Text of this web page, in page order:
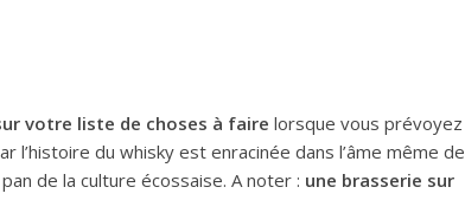
votre liste de choses à faire lorsque vous prévoyez
l’histoire du whisky est enracinée dans l’âme même de
de la culture écossaise. A noter : une brasserie sur